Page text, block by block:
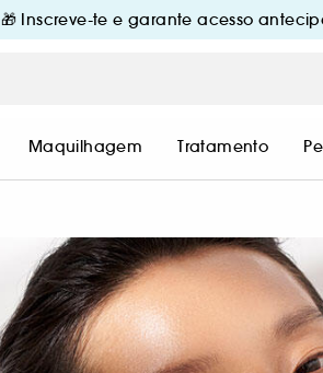
🎁 Inscreve-te e garante acesso
Maquilhagem Tratamento